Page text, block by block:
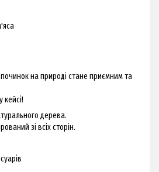
на природі стане приємним та
кейсі!
дерева.
зі всіх сторін.